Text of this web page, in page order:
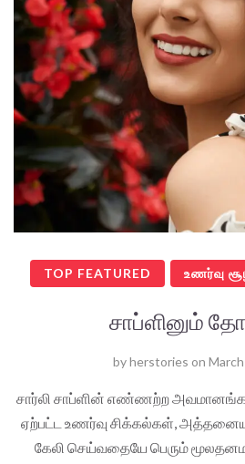
TOP FEATURED உணர்வு
சாப்ளினும்
byherstories on
சார்லி சாப்ளின் எண்ணற்ற
ஏற்பட்ட உணர்வு சிக்கல்கள்,
கேலி செய்வதையே பெரும்